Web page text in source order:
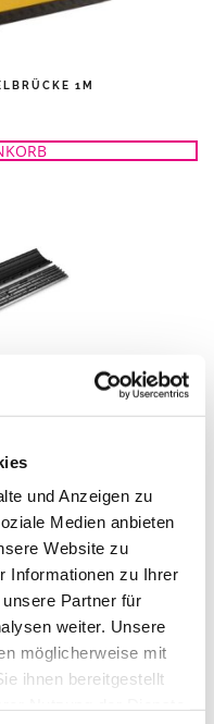
und Anzeigen zu
Medien anbieten
Website zu
Informationen zu Ihrer
Partner für
weiter. Unsere
möglicherweise mit
ihnen bereitgestellt
1M